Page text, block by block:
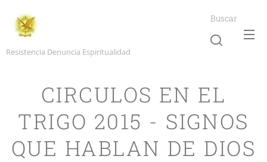
Resistencia Denuncia Espiritualidad
Buscar
CIRCULOS EN EL
TRIGO 2015 - SIGNOS
QUE HABLAN DE DIOS